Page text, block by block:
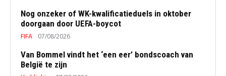
Nog onzeker of WK-kwalificatieduels in oktober
doorgaan door UEFA-boycot
FIFA 07/08/2026
Van Bommel vindt het ‘een eer’ bondscoach van
België te zijn